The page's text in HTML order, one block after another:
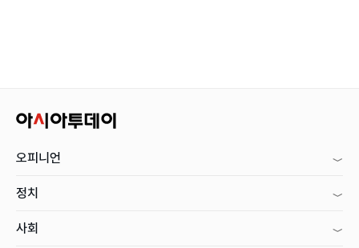
오피니언
정치
사회